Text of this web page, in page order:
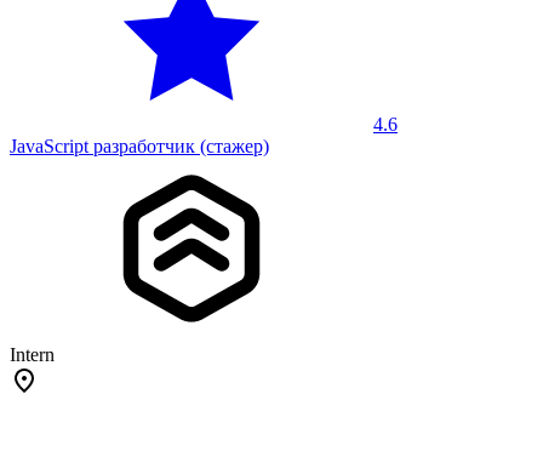
4.6
JavaScript разработчик (стажер)
Intern